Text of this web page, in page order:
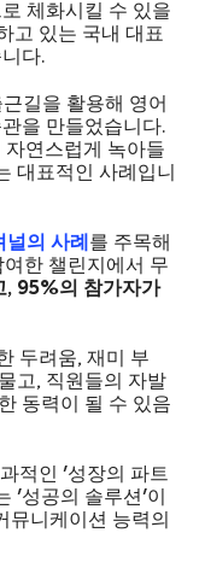
체화시킬 수 있을
고 있는 국내 대표
다.
길을 활용해 영어
을 만들었습니다.
연스럽게 녹아들
대표적인 사례입니
의 사례 를 주목해
한 챌린지에서 무
, 95%의 참가자가
두려움, 재미 부
고, 직원들의 자발
동력이 될 수 있음
적인 '성장의 파트
'성공의 솔루션'이
뮤니케이션 능력의